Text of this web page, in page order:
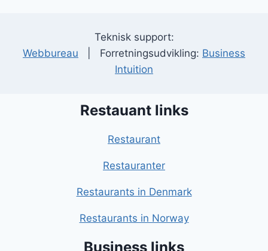
Teknisk support:
Webbureau | Forretningsudvikling: Business
Intuition
Restauant links
Restaurant
Restauranter
Restaurants in Denmark
Restaurants in Norway
Business links